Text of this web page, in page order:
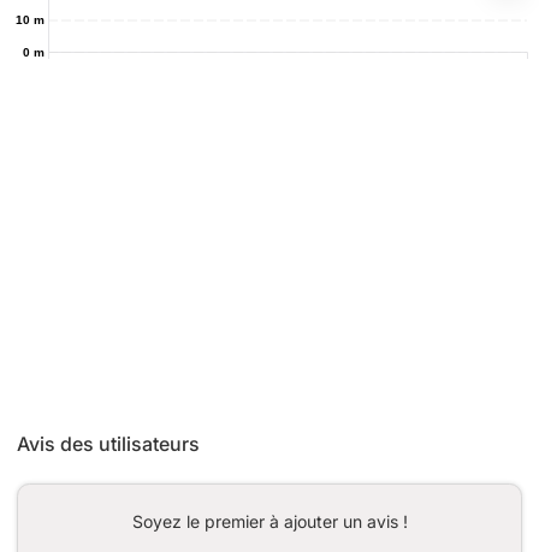
0 m
10 m
Avis des utilisateurs
Soyez le premier à ajouter un avis !